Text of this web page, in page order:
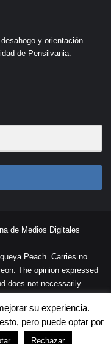
y orientación
de Pensilvania.
de Medios Digitales
Peach. Carries no
The opinion expressed
does not necessarily
Studio
de Uso
su experiencia.
pero puede optar por
Rechazar